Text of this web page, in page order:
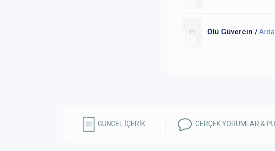
Ölü Güvercin /Arda
GÜNCEL İÇERİK GERÇEK YORUMLAR &